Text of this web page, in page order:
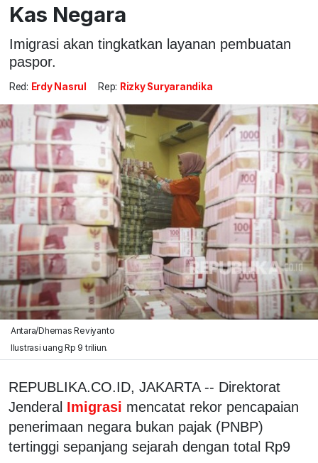
Kas Negara
Imigrasi akan tingkatkan layanan pembuatan
paspor.
Red: Erdy Nasrul Rep: Rizky Suryarandika
Antara/Dhemas Reviyanto
Ilustrasi uang Rp 9 triliun.
REPUBLIKA.CO.ID, JAKARTA -- Direktorat
Jenderal Imigrasi mencatat rekor pencapaian
penerimaan negara bukan pajak (PNBP)
tertinggi sepanjang sejarah dengan total Rp9